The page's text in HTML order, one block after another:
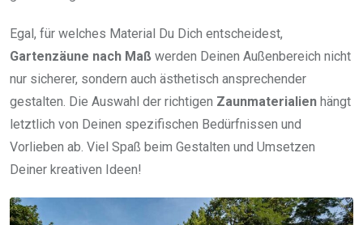
Egal, für welches Material Du Dich entscheidest,
Gartenzäune nach Maß werden Deinen Außenbereich nicht
nur sicherer, sondern auch ästhetisch ansprechender
gestalten. Die Auswahl der richtigen Zaunmaterialien hängt
letztlich von Deinen spezifischen Bedürfnissen und
Vorlieben ab. Viel Spaß beim Gestalten und Umsetzen
Deiner kreativen Ideen!